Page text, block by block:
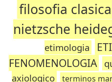
filosofia
nietzsche
etimologia
FENOMENOLOGIA
axiologico
terminos